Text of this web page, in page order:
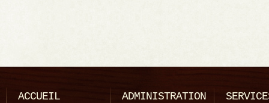
ACCUEIL ADMINISTRATION